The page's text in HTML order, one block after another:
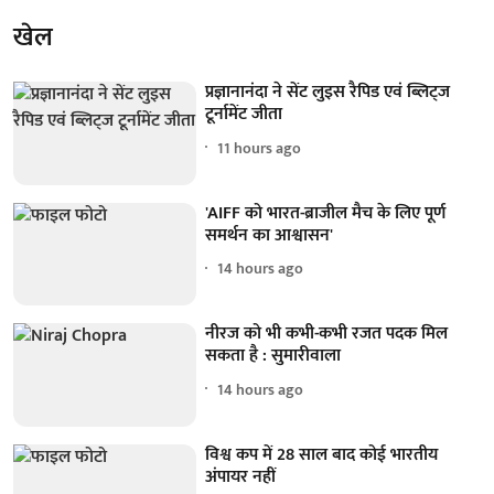
खेल
प्रज्ञानानंदा ने सेंट लुइस रैपिड एवं ब्लिट्ज
टूर्नामेंट जीता
11 hours ago
'AIFF को भारत-ब्राजील मैच के लिए पूर्ण
समर्थन का आश्वासन'
14 hours ago
नीरज को भी कभी-कभी रजत पदक मिल
सकता है : सुमारीवाला
14 hours ago
विश्व कप में 28 साल बाद कोई भारतीय
अंपायर नहीं